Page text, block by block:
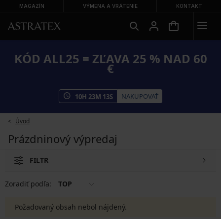
MAGAZÍN VÝMENA A VRÁTENIE KONTAKT
KÓD ALL25 = ZĽAVA 25 % NAD 60
€
10H 23M 13S NAKUPOVAŤ
Úvod
Prázdninový výpredaj
FILTR
Zoradiť podľa: TOP
Požadovaný obsah nebol nájdený.